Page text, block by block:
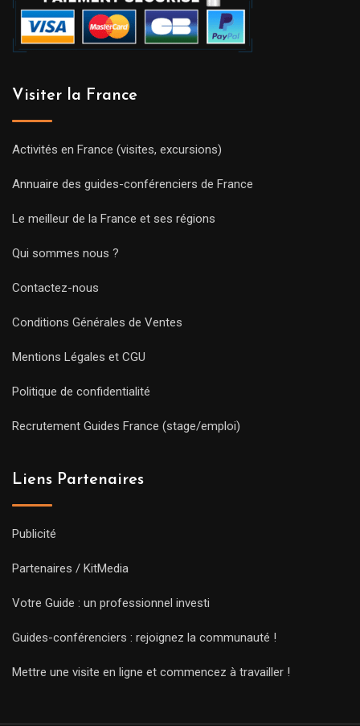
Visiter la France
Activités en France (visites, excursions)
Annuaire des guides-conférenciers de France
Le meilleur de la France et ses régions
Qui sommes nous ?
Contactez-nous
Conditions Générales de Ventes
Mentions Légales et CGU
Politique de confidentialité
Recrutement Guides France (stage/emploi)
Liens Partenaires
Publicité
Partenaires / KitMedia
Votre Guide : un professionnel investi
Guides-conférenciers : rejoignez la communauté !
Mettre une visite en ligne et commencez à travailler !